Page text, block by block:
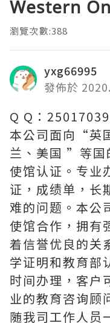
Western
瀏覽次數:388
yxg66995
發佈於
Q Q：
本公司面向“英
兰、美国 ”等国
使馆认证。专业
证，成绩单，长
难的问题。本公
使馆合作，拥有
着信誉优良的关
学证明和教育部
时间办理，客户
业的教育咨询顾
随我司工作人员